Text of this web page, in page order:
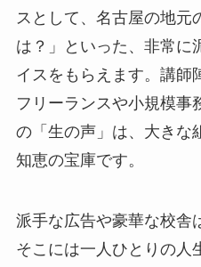
スとして、名古屋の地元
は？」といった、非常に
イスをもらえます。講師
フリーランスや小規模事
の「生の声」は、大きな
知恵の宝庫です。
派手な広告や豪華な校舎
そこには一人ひとりの人